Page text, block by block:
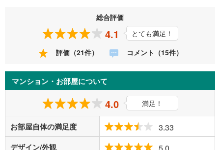
総合評価
4.1
とても満足！
評価（21件）
コメント（15件）
マンション・お部屋について
4.0 満足！
お部屋自体の満足度 3.33
デザイン/外観